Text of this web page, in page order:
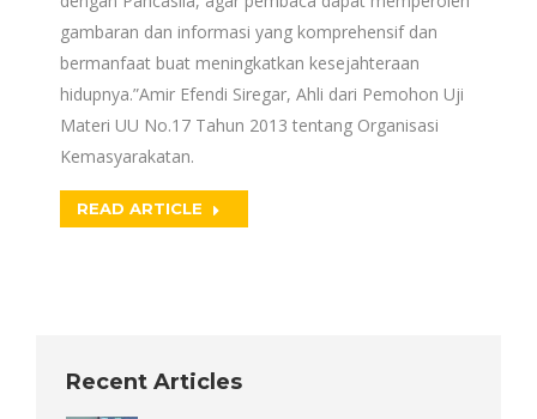
gambaran dan informasi yang komprehensif dan
bermanfaat buat meningkatkan kesejahteraan
hidupnya.”Amir Efendi Siregar, Ahli dari Pemohon Uji
Materi UU No.17 Tahun 2013 tentang Organisasi
Kemasyarakatan.
READ ARTICLE
Recent Articles